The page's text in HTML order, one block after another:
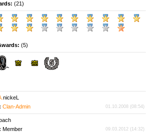
(21)
(5)
nickeL
Clan-Admin 01.10.2008 (08:54)
Member 09.03.2012 (14:32)